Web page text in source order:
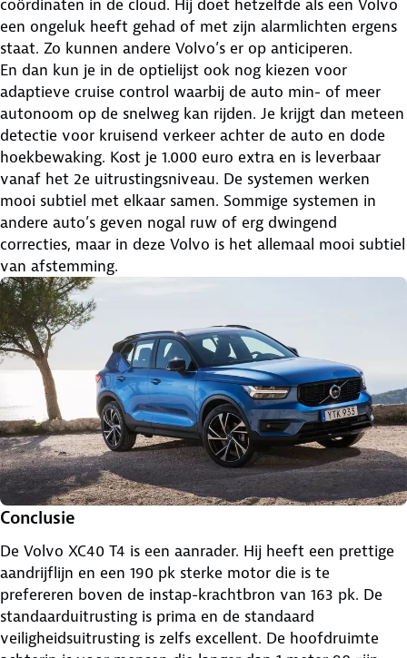
coördinaten in de cloud. Hij doet hetzelfde als een Volvo
een ongeluk heeft gehad of met zijn alarmlichten ergens
staat. Zo kunnen andere Volvo’s er op anticiperen.
En dan kun je in de optielijst ook nog kiezen voor
adaptieve cruise control waarbij de auto min- of meer
autonoom op de snelweg kan rijden. Je krijgt dan meteen
detectie voor kruisend verkeer achter de auto en dode
hoekbewaking. Kost je 1.000 euro extra en is leverbaar
vanaf het 2e uitrustingsniveau. De systemen werken
mooi subtiel met elkaar samen. Sommige systemen in
andere auto’s geven nogal ruw of erg dwingend
correcties, maar in deze Volvo is het allemaal mooi subtiel
van afstemming.
Conclusie
De Volvo XC40 T4 is een aanrader. Hij heeft een prettige
aandrijflijn en een 190 pk sterke motor die is te
prefereren boven de instap-krachtbron van 163 pk. De
standaarduitrusting is prima en de standaard
veiligheidsuitrusting is zelfs excellent. De hoofdruimte